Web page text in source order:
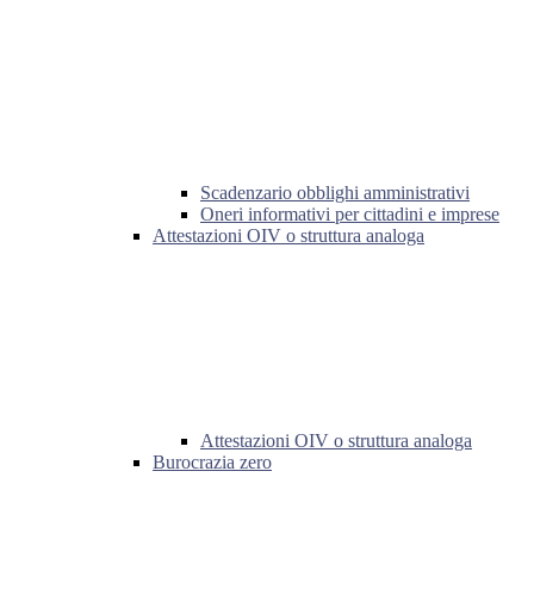
Scadenzario obblighi amministrativi
Oneri informativi per cittadini e imprese
Attestazioni OIV o struttura analoga
Attestazioni OIV o struttura analoga
Burocrazia zero